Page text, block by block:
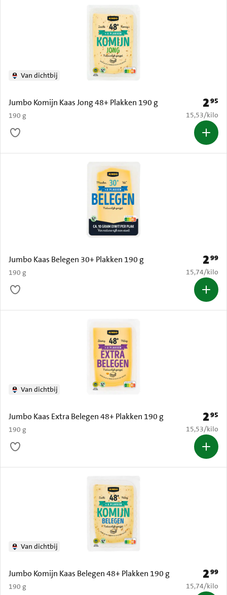
Jumbo Komijn Kaas Jong 48+ Plakken 190 g
190 g
Van dichtbij
Prijs:
295
€ 15,53 per
15,53/kilo
Jumbo Kaas Belegen 30+ Plakken 190 g
190 g
Prijs:
299
€ 15,74 per
15,74/kilo
Jumbo Kaas Extra Belegen 48+ Plakken 190 g
190 g
Van dichtbij
Prijs:
295
€ 15,53 per
15,53/kilo
Jumbo Komijn Kaas Belegen 48+ Plakken 190 g
190 g
Van dichtbij
Prijs:
299
€ 15,74 per
15,74/kilo